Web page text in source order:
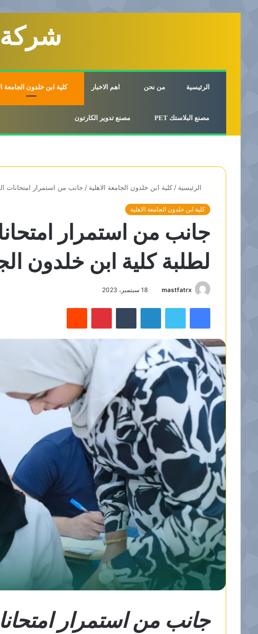
شركة
الرئيسية من نحن اهم الاخبار كلية ابن خلدون الجامعة
مصنع البلاستك PET مصنع تدوير الكارتون
الرئيسية / كلية ابن خلدون الجامعة الاهلية / جانب من استمرار امتحانات
كلية ابن خلدون الجامعة الاهلية
جانب من استمرار
لطلبة كلية ابن خلدون
mastfatrx 18 سبتمبر، 2023
فيسبوك تويتر لينكدإن ‏Tumblr بينتيريست ‏Reddit
جانب من استمرار